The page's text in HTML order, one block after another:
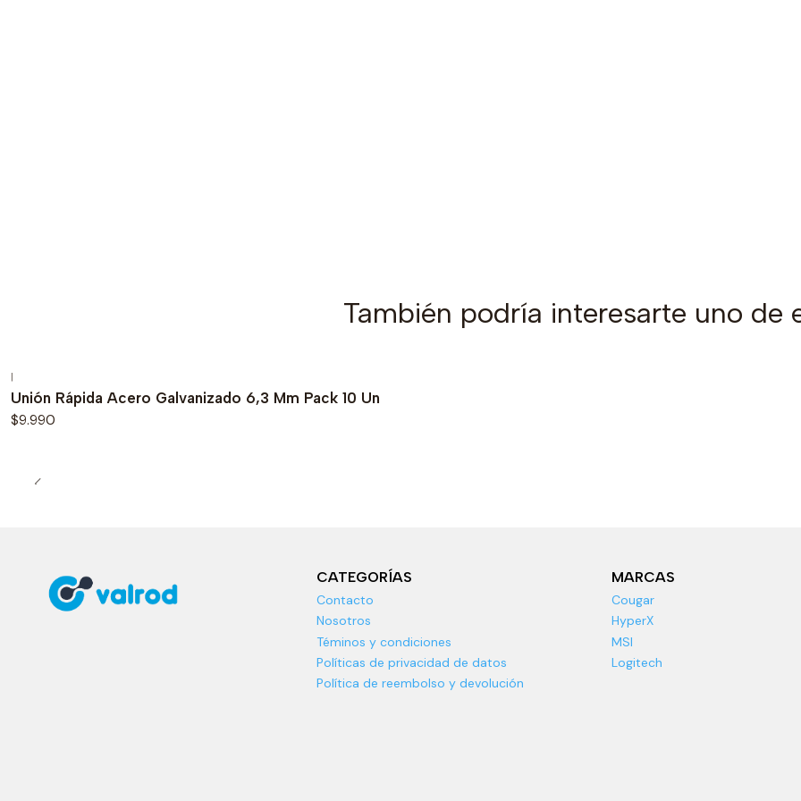
También podría interesarte uno de
|
Unión Rápida Acero Galvanizado 6,3 Mm Pack 10 Un
$9.990
CATEGORÍAS
Contacto
Nosotros
Téminos y condiciones
Políticas de privacidad de datos
Política de reembolso y devolución
MARCAS
Cougar
HyperX
MSI
Logitech